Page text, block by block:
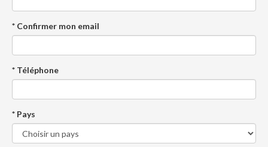
* Confirmer mon email
* Téléphone
* Pays